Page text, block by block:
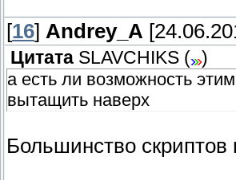
[16] Andrey_A
Цитата SLAVCHIKS (
)
а есть ли возможность
вытащить наверх
Большинство